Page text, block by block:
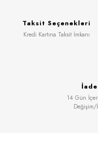
Taksit Seçenekleri
Kredi Kartına Taksit İmkanı
14 Gün